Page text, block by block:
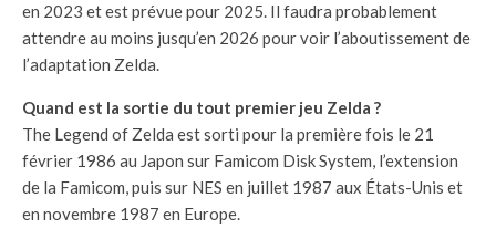
en 2023 et est prévue pour 2025. Il faudra probablement
attendre au moins jusqu’en 2026 pour voir l’aboutissement de
l’adaptation Zelda.
Quand est la sortie du tout premier jeu Zelda ?
The Legend of Zelda est sorti pour la première fois le 21
février 1986 au Japon sur Famicom Disk System, l’extension
de la Famicom, puis sur NES en juillet 1987 aux États-Unis et
en novembre 1987 en Europe.